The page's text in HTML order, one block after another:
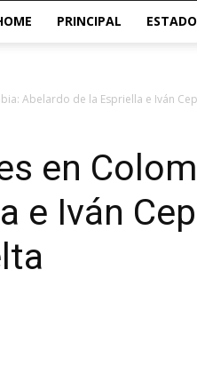
PRINCIPAL ESTADO
Abelardo de la Espriella e Iván
en
e Iván